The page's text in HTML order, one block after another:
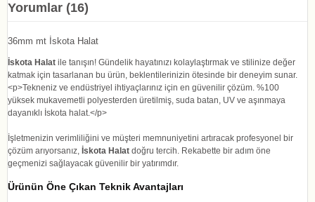
Yorumlar (16)
36mm mt İskota Halat
İskota Halat ile tanışın! Gündelik hayatınızı kolaylaştırmak ve stilinize değer
katmak için tasarlanan bu ürün, beklentilerinizin ötesinde bir deneyim sunar.
<p>Tekneniz ve endüstriyel ihtiyaçlarınız için en güvenilir çözüm. %100
yüksek mukavemetli polyesterden üretilmiş, suda batan, UV ve aşınmaya
dayanıklı İskota halat.</p>
İşletmenizin verimliliğini ve müşteri memnuniyetini artıracak profesyonel bir
çözüm arıyorsanız, İskota Halat doğru tercih. Rekabette bir adım öne
geçmenizi sağlayacak güvenilir bir yatırımdır.
Ürünün Öne Çıkan Teknik Avantajları